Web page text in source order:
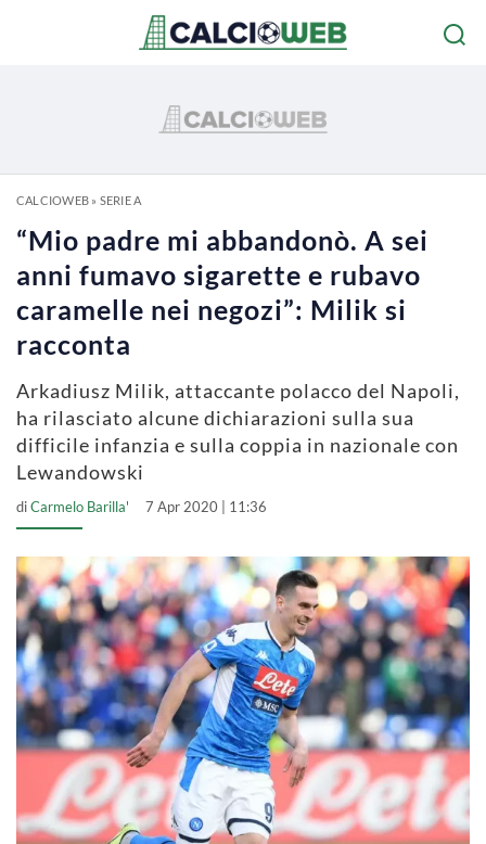
CALCIOWEB» SERIE A
“Mio padre mi abbandonò. A sei
anni fumavo sigarette e rubavo
caramelle nei negozi”: Milik si
racconta
Arkadiusz Milik, attaccante polacco del Napoli,
ha rilasciato alcune dichiarazioni sulla sua
difficile infanzia e sulla coppia in nazionale con
Lewandowski
diCarmelo Barilla' 7 Apr 2020 | 11:36